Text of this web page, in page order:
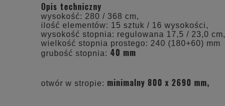
Opis techniczny
wysokość: 280 / 368 cm,
ilość elementów: 15 sztuk / 16 wysokości,
wysokość stopnia: regulowana 17,5 / 23,0 cm,
wielkość stopnia prostego: 240 (180+60) mm
grubość stopnia: 40 mm
otwór w stropie: minimalny 800 x 2690 mm,